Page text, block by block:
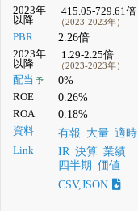
2023年
以降
415.05-729.61倍
（2023-2023年）
PBR 2.26倍
2023年
以降
1.29-2.25倍
（2023-2023年）
配当 予 0%
ROE 0.26%
ROA 0.18%
資料 有報 大量 適時
Link IR 決算 業績
四半期
価値
CSV,JSON